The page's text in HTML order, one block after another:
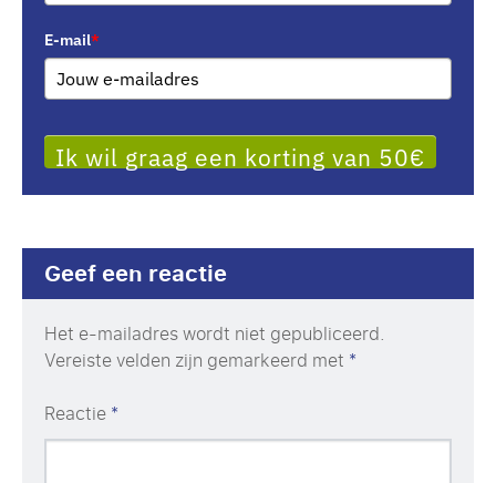
E-mail*
Ik wil graag een korting van 50€
Geef een reactie
Het e-mailadres wordt niet gepubliceerd.
Vereiste velden zijn gemarkeerd met *
Reactie*